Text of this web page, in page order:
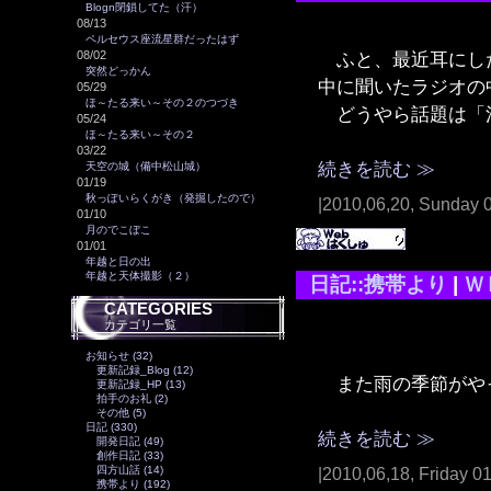
Blogn閉鎖してた（汗）
08/13
ペルセウス座流星群だったはず
08/02
突然どっかん
05/29
ほ～たる来い～その２のつづき
05/24
ほ～たる来い～その２
03/22
天空の城（備中松山城）
01/19
秋っぽいらくがき（発掘したので）
01/10
月のでこぼこ
01/01
年越と日の出
年越と天体撮影（２）
CATEGORIES
カテゴリ一覧
お知らせ (32)
更新記録_Blog (12)
更新記録_HP (13)
拍手のお礼 (2)
その他 (5)
日記 (330)
開発日記 (49)
創作日記 (33)
四方山話 (14)
携帯より (192)
ふと、最近耳にし
中に聞いたラジオ
どうやら話題は「
続きを読む ≫
|2010,06,20, Sunday
日記::携帯より Ｗ
また雨の季節がや
続きを読む ≫
|2010,06,18, Friday